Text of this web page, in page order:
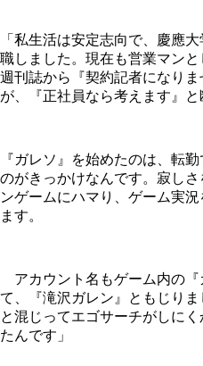
「私生活は安定志向で、慶應
職しました。現在も営業マン
週刊誌から『契約記者になり
が、『正社員なら考えます』
『ガレソ』を始めたのは、転
のがきっかけなんです。寂し
ンゲームにハマり、ゲーム実
ます。
アカウント名もゲーム内の『
て、『滝沢ガレン』ともじり
と混じってエゴサーチがしに
たんです」